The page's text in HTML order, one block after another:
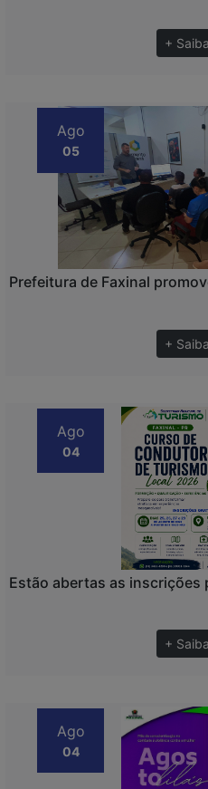
+
Ago
05
Prefeitura de Faxinal
+
Ago
04
Estão abertas as inscrições
+
Ago
04